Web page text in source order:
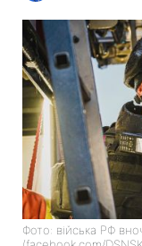
Фото: війська РФ